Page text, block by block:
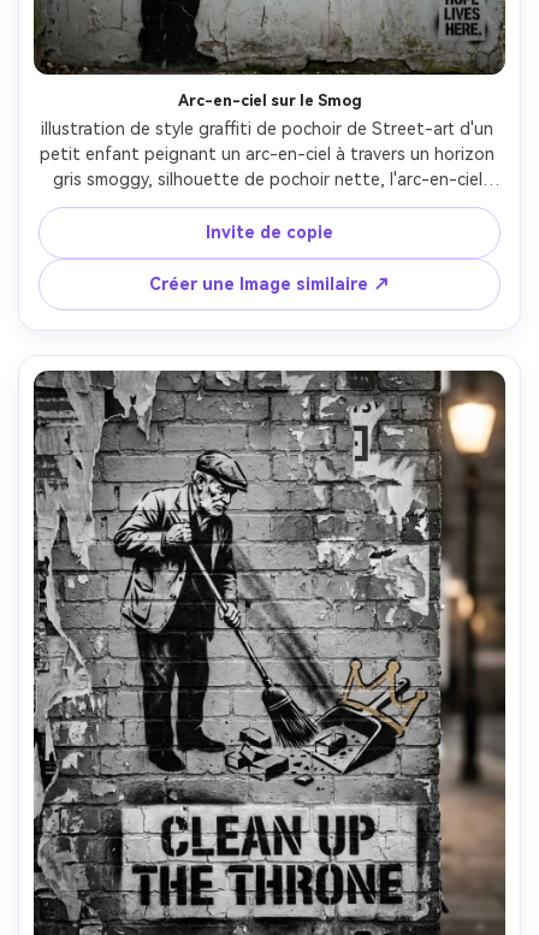
Arc-en-ciel sur le Smog
illustration de style graffiti de pochoir de Street-art d'un
petit enfant peignant un arc-en-ciel à travers un horizon
gris smoggy, silhouette de pochoir nette, l'arc-en-ciel
comme le seul accent multicolore, texture de mur de
ciment en détresse avec des fissures, gouttes de
pulvérisation visibles, look de découpe de pochoir avec
des formes propres, vibe de message social d'espoir,
composition verticale équilibrée comme une affiche,
objectif de 85 mm, profondeur de champ peu profonde,
éclairage cinématographique doux-AR 4:5
Invite de copie
Créer une Image similaire ↗